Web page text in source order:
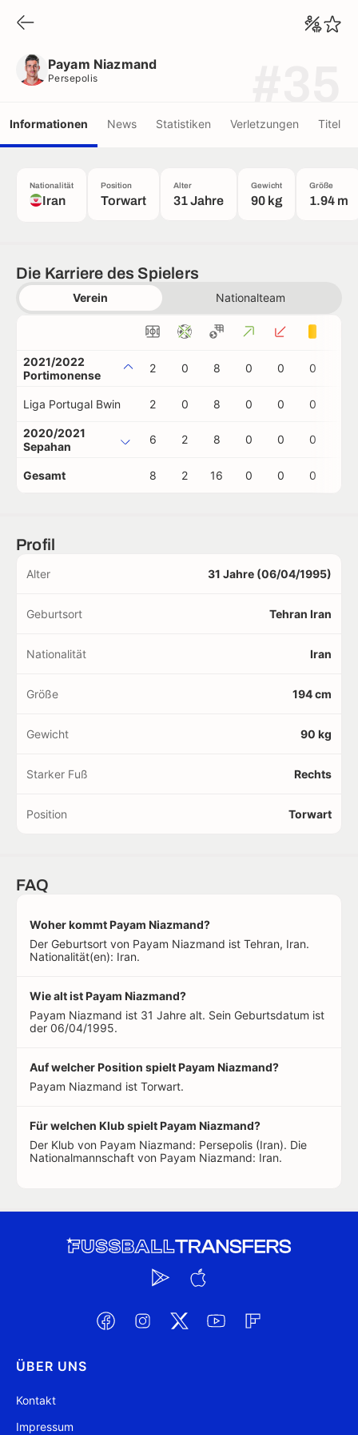
Payam Niazmand
Persepolis
Informationen News Statistiken Verletzungen Titel
Nationalität
Iran
Position
Torwart
Alter
31 Jahre
Gewicht
90 kg
Größe
1.94 m
Die Karriere des Spielers
Verein Nationalteam
2021/2022
Portimonense
2 0 8 0 0 0
Liga Portugal Bwin 2 0 8 0 0 0
2020/2021
Sepahan
6 2 8 0 0 0
Gesamt 8 2 16 0 0 0
Profil
Alter 31 Jahre (06/04/1995)
Geburtsort Tehran Iran
Nationalität Iran
Größe 194 cm
Gewicht 90 kg
Starker Fuß Rechts
Position Torwart
FAQ
Woher kommt Payam Niazmand?
Der Geburtsort von Payam Niazmand ist Tehran, Iran.
Nationalität(en): Iran.
Wie alt ist Payam Niazmand?
Payam Niazmand ist 31 Jahre alt. Sein Geburtsdatum ist
der 06/04/1995.
Auf welcher Position spielt Payam Niazmand?
Payam Niazmand ist Torwart.
Für welchen Klub spielt Payam Niazmand?
Der Klub von Payam Niazmand: Persepolis (Iran). Die
Nationalmannschaft von Payam Niazmand: Iran.
ÜBER UNS
Kontakt
Impressum